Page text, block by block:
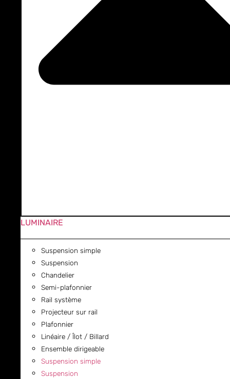
LUMINAIRE
Suspension simple
Suspension
Chandelier
Semi-plafonnier
Rail système
Projecteur sur rail
Plafonnier
Linéaire / Îlot / Billard
Ensemble dirigeable
Suspension simple
Suspension